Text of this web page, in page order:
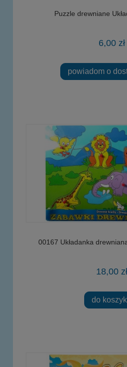
Puzzle drewniane
6,00 zł
powiadom o
00167 Układanka
18,00 zł
do